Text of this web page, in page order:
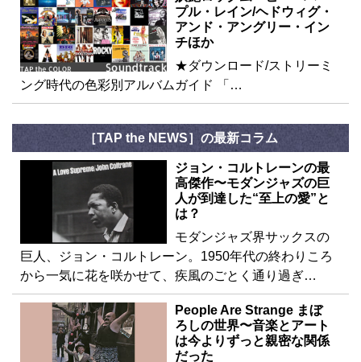
プル・レイン/ヘドウィグ・
アンド・アングリー・イン
チほか
★ダウンロード/ストリーミ
ング時代の色彩別アルバムガイド 「…
［TAP the NEWS］の最新コラム
ジョン・コルトレーンの最
高傑作〜モダンジャズの巨
人が到達した“至上の愛”と
は？
モダンジャズ界サックスの
巨人、ジョン・コルトレーン。1950年代の終わりころ
から一気に花を咲かせて、疾風のごとく通り過ぎ…
People Are Strange まぼ
ろしの世界〜音楽とアート
は今よりずっと親密な関係
だった